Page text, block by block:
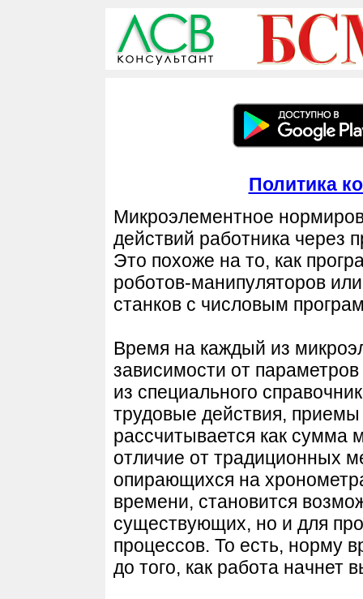
Политика
Микроэлементное
действий работника через
Это похоже на то, как
роботов-манипуляторов
станков с числовым
Время на каждый из
зависимости от
из специального
трудовые действия,
рассчитывается как
отличие от традиционных
опирающихся на
времени, становится
существующих, но и для
процессов. То есть, норму
до того, как работа начнет